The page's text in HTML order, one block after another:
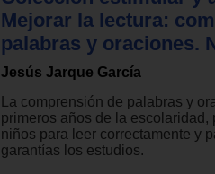
Mejorar la lectura:
palabras y oraciones.
Jesús Jarque García
La comprensión de palabras y
primeros años de la escolaridad,
niños para leer correctamente y
garantías los estudios.